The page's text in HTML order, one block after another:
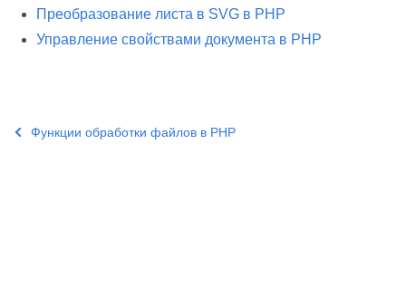
Преобразование листа в SVG в PHP
Управление свойствами документа в PHP
Функции обработки файлов в PHP